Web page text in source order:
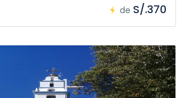
de S/.370